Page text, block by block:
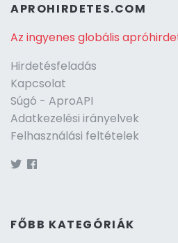
APROHIRDETES.COM
Az ingyenes globális
Hirdetésfeladás
Kapcsolat
Súgó - AproAPI
Adatkezelési irányelvek
Felhasználási feltételek
FŐBB KATEGÓRIÁK